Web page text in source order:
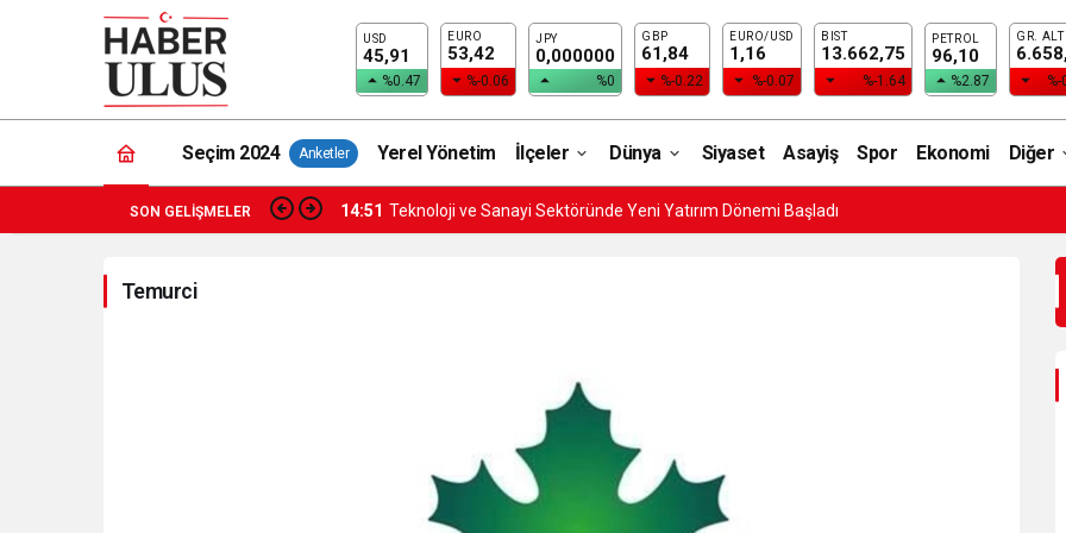
USD
45,91
%0.47
EURO
53,42
%-0.06
JPY
0,000000
%0
GBP
61,84
%-0.22
EURO/USD
1,16
%-0.07
BIST
13.662,75
%-1.64
PETROL
96,10
%2.87
GR.
Seçim 2024 Anketler Yerel Yönetim İlçeler Dünya Siyaset Asayiş Spor Ekonomi Diğer
SON GELIŞMELER 14:51 Teknoloji ve Sanayi Sektöründe Yeni Yatırım Dönemi Başladı
Temurci